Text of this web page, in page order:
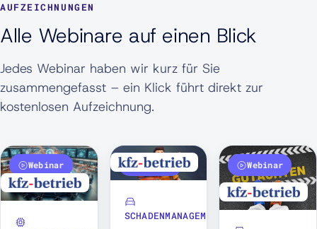
AUFZEICHNUNGEN
Alle Webinare auf einen Blick
Jedes Webinar haben wir kurz für Sie
zusammengefasst – ein Klick führt direkt zur
kostenlosen Aufzeichnung.
Webinar Webinar
SCHADENMANAGEMENT
Webinar